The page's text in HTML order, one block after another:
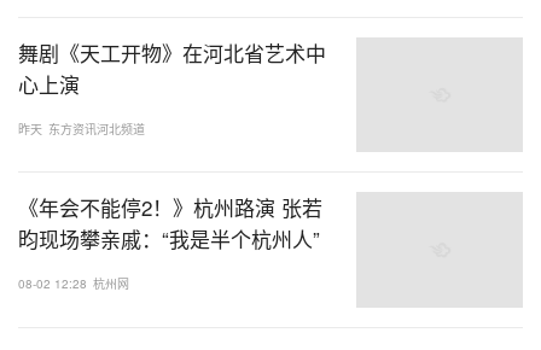
舞剧《天工开物》在河北省艺术中
心上演
昨天 东方资讯河北频道
《年会不能停2！》杭州路演 张若
昀现场攀亲戚：“我是半个杭州人”
08-02 12:28 杭州网